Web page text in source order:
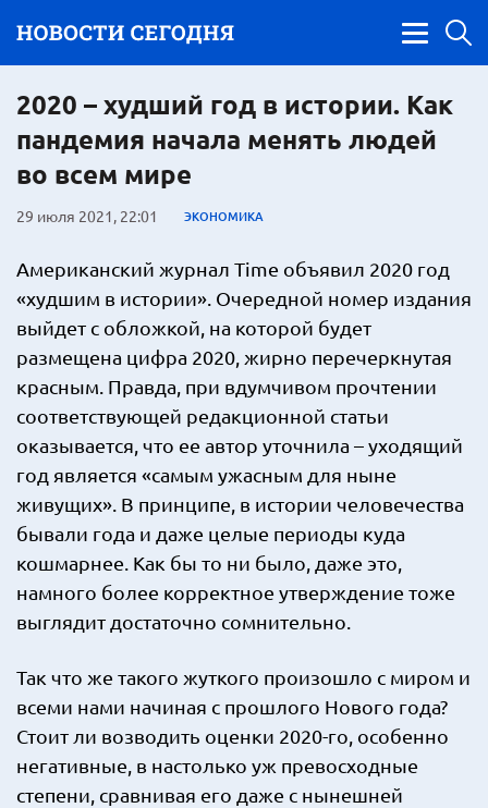
2020 – худший год в истории. Как
пандемия начала менять людей
во всем мире
29 июля 2021, 22:01 ЭКОНОМИКА
Американский журнал Time объявил 2020 год
«худшим в истории». Очередной номер издания
выйдет с обложкой, на которой будет
размещена цифра 2020, жирно перечеркнутая
красным. Правда, при вдумчивом прочтении
соответствующей редакционной статьи
оказывается, что ее автор уточнила – уходящий
год является «самым ужасным для ныне
живущих». В принципе, в истории человечества
бывали года и даже целые периоды куда
кошмарнее. Как бы то ни было, даже это,
намного более корректное утверждение тоже
выглядит достаточно сомнительно.
Так что же такого жуткого произошло с миром и
всеми нами начиная с прошлого Нового года?
Стоит ли возводить оценки 2020-го, особенно
негативные, в настолько уж превосходные
степени, сравнивая его даже с нынешней